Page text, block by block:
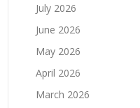
July 2026
June 2026
May 2026
April 2026
March 2026